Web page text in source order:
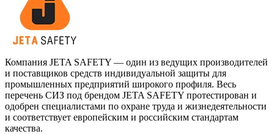
Компания JETA SAFETY — один из ведущих производителей
и поставщиков средств индивидуальной защиты для
промышленных предприятий широкого профиля. Весь
перечень СИЗ под брендом JETA SAFETY протестирован и
одобрен специалистами по охране труда и жизнедеятельности
и соответствует европейским и российским стандартам
качества.